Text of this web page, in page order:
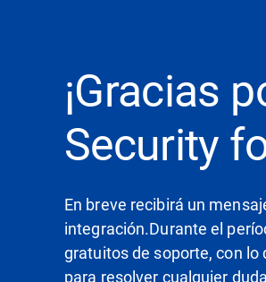
¡Gracias
Security
En breve recibirá un
integración.Durante el
gratuitos de soporte, con
para resolver cualquier